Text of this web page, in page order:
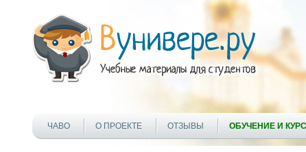
ЧАВО О ПРОЕКТЕ ОТЗЫВЫ ОБУЧЕНИЕ И